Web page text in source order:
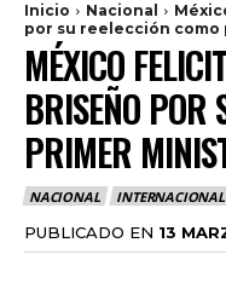
Inicio Nacional
por su reelección como
MÉXICO
BRISEÑO POR
PRIMER
NACIONAL INTERNACIONAL
PUBLICADO EN 13